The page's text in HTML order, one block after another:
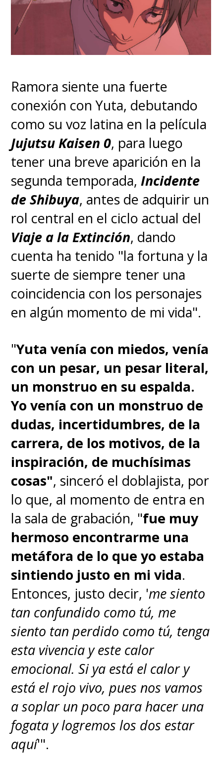
Ramora siente una fuerte
conexión con Yuta, debutando
como su voz latina en la película
Jujutsu Kaisen 0, para luego
tener una breve aparición en la
segunda temporada,Incidente
de Shibuya, antes de adquirir un
rol central en el ciclo actual del
Viaje a la Extinción, dando
cuenta ha tenido "la fortuna y la
suerte de siempre tener una
coincidencia con los personajes
en algún momento de mi vida".
"Yuta venía con miedos, venía
con un pesar, un pesar literal,
un monstruo en su espalda.
Yo venía con un monstruo de
dudas, incertidumbres, de la
carrera, de los motivos, de la
inspiración, de muchísimas
cosas", sinceró el doblajista, por
lo que, al momento de entra en
la sala de grabación, "fue muy
hermoso encontrarme una
metáfora de lo que yo estaba
sintiendo justo en mi vida.
Entonces, justo decir, 'me siento
tan confundido como tú, me
siento tan perdido como tú, tenga
esta vivencia y este calor
emocional. Si ya está el calor y
está el rojo vivo, pues nos vamos
a soplar un poco para hacer una
fogata y logremos los dos estar
aquí'".